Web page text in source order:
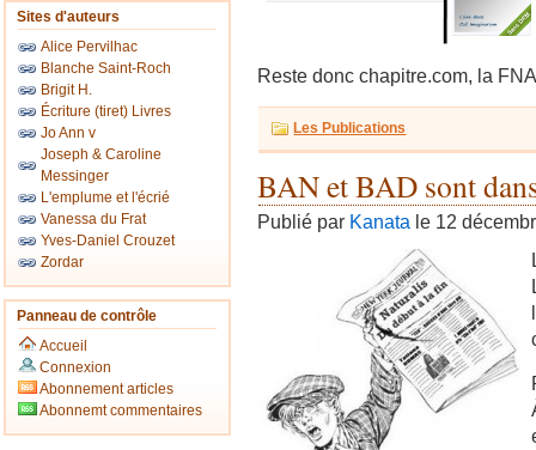
Sites d'auteurs
Alice Pervilhac
Blanche Saint-Roch
Brigit H.
Écriture (tiret) Livres
Jo Ann v
Joseph & Caroline
Messinger
L'emplume et l'écrié
Vanessa du Frat
Yves-Daniel Crouzet
Zordar
Panneau de contrôle
Accueil
Connexion
Abonnement articles
Abonnemt commentaires
Reste donc chapitre.com, la
Les Publications
BAN et BAD sont
Publié par Kanata le 12